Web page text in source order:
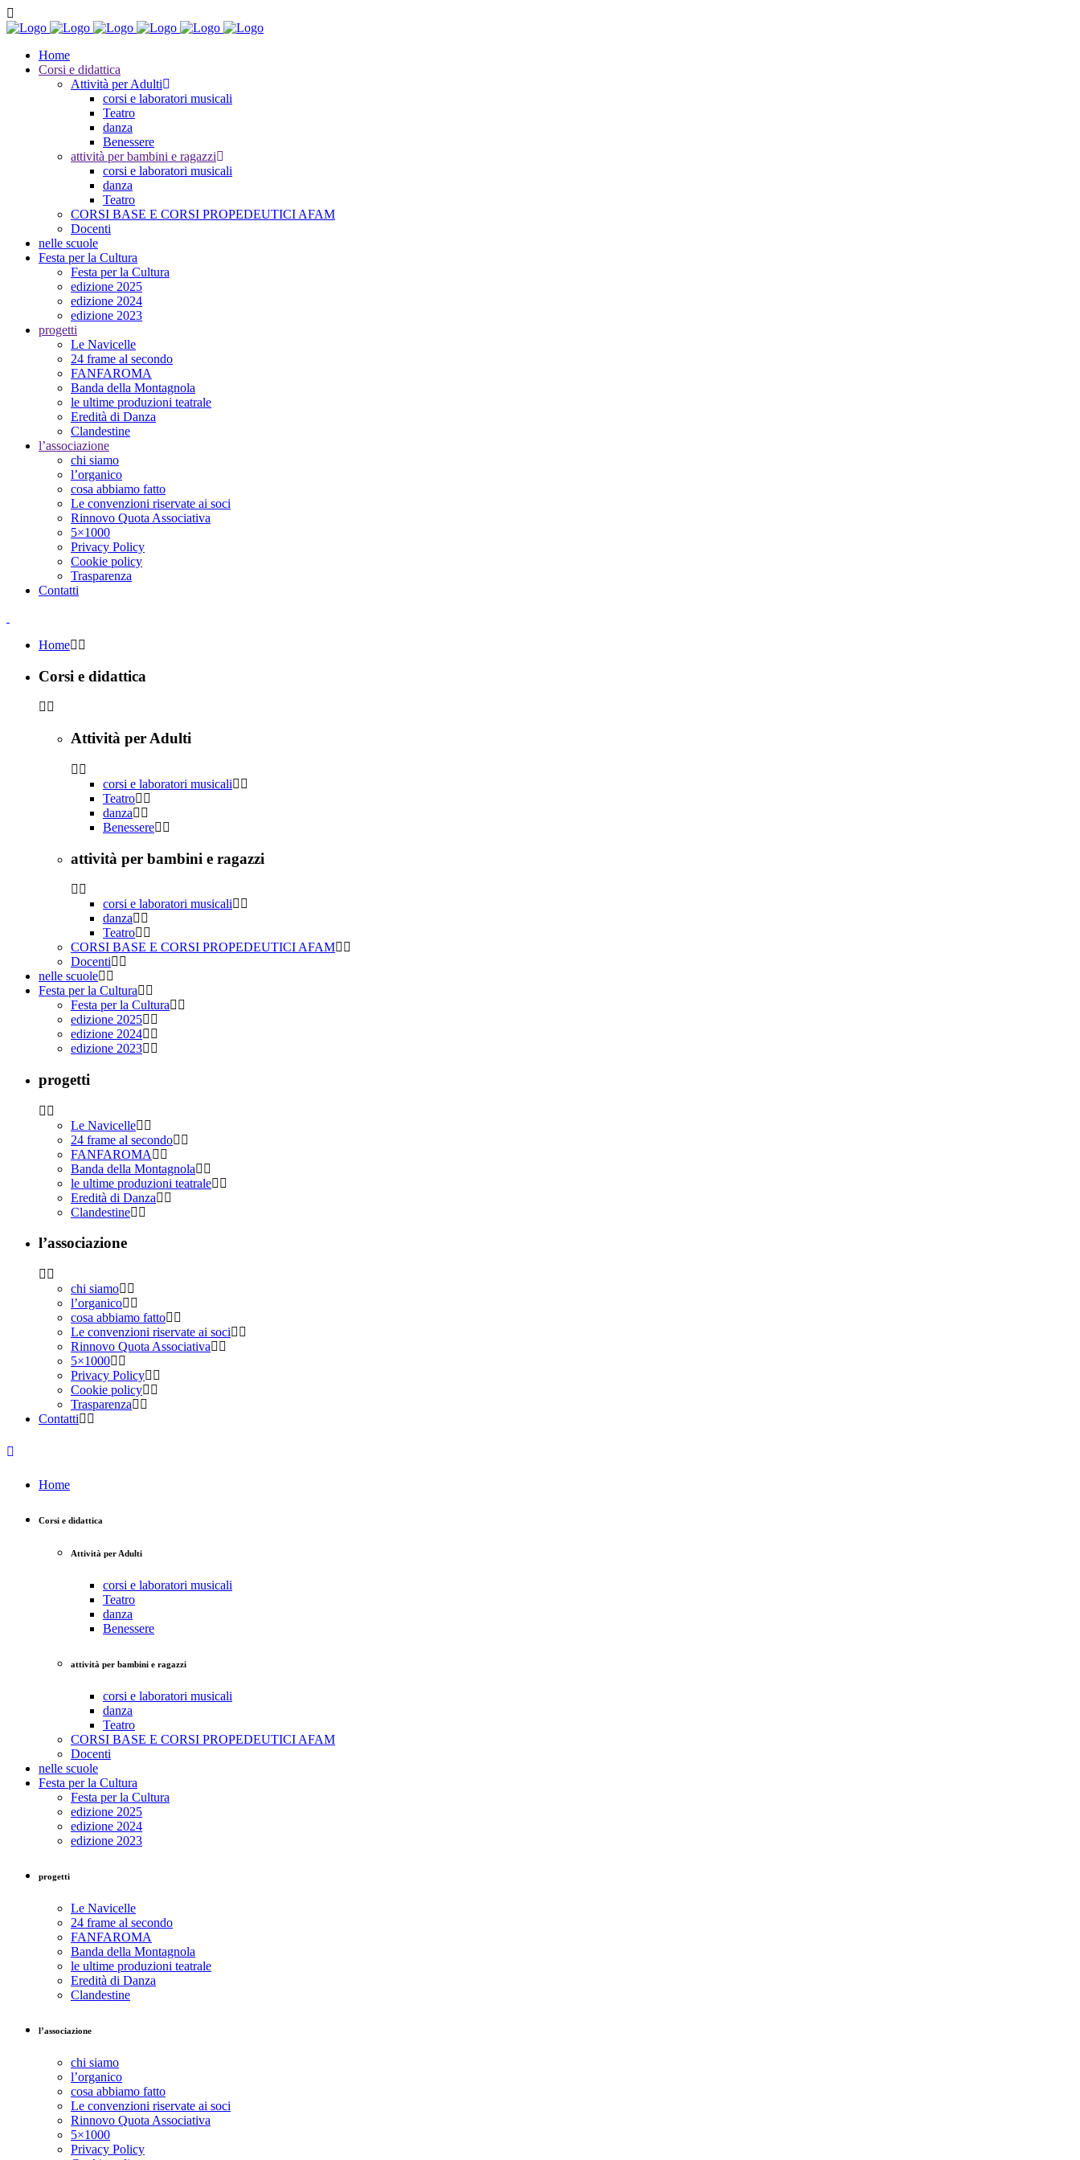
Home
Corsi e didattica
Attività per Adulti
corsi e laboratori musicali
Teatro
danza
Benessere
attività per bambini e ragazzi
corsi e laboratori musicali
danza
Teatro
CORSI BASE E CORSI PROPEDEUTICI AFAM
Docenti
nelle scuole
Festa per la Cultura
Festa per la Cultura
edizione 2025
edizione 2024
edizione 2023
progetti
Le Navicelle
24 frame al secondo
FANFAROMA
Banda della Montagnola
le ultime produzioni teatrale
Eredità di Danza
Clandestine
l’associazione
chi siamo
l’organico
cosa abbiamo fatto
Le convenzioni riservate ai soci
Rinnovo Quota Associativa
5×1000
Privacy Policy
Cookie policy
Trasparenza
Contatti
Home
Corsi e didattica
Attività per Adulti
corsi e laboratori musicali
Teatro
danza
Benessere
attività per bambini e ragazzi
corsi e laboratori musicali
danza
Teatro
CORSI BASE E CORSI PROPEDEUTICI AFAM
Docenti
nelle scuole
Festa per la Cultura
Festa per la Cultura
edizione 2025
edizione 2024
edizione 2023
progetti
Le Navicelle
24 frame al secondo
FANFAROMA
Banda della Montagnola
le ultime produzioni teatrale
Eredità di Danza
Clandestine
l’associazione
chi siamo
l’organico
cosa abbiamo fatto
Le convenzioni riservate ai soci
Rinnovo Quota Associativa
5×1000
Privacy Policy
Cookie policy
Trasparenza
Contatti
Home
Corsi e didattica
Attività per Adulti
corsi e laboratori musicali
Teatro
danza
Benessere
attività per bambini e ragazzi
corsi e laboratori musicali
danza
Teatro
CORSI BASE E CORSI PROPEDEUTICI AFAM
Docenti
nelle scuole
Festa per la Cultura
Festa per la Cultura
edizione 2025
edizione 2024
edizione 2023
progetti
Le Navicelle
24 frame al secondo
FANFAROMA
Banda della Montagnola
le ultime produzioni teatrale
Eredità di Danza
Clandestine
l’associazione
chi siamo
l’organico
cosa abbiamo fatto
Le convenzioni riservate ai soci
Rinnovo Quota Associativa
5×1000
Privacy Policy